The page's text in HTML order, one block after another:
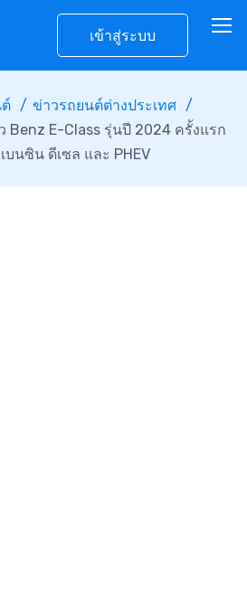
เข้าสู่ระบบ
ข่าวรถยนต์ต่างประเทศ
Benz E-Class รุ่นปี 2024 ครั้งแรก
นซิน ดีเซล และ PHEV